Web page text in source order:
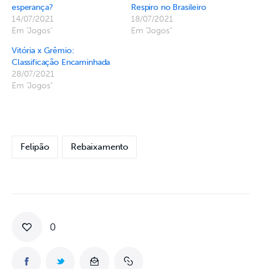
esperança?
14/07/2021
Em "Jogos"
Respiro no Brasileiro
18/07/2021
Em "Jogos"
Vitória x Grêmio:
Classificação Encaminhada
28/07/2021
Em "Jogos"
Felipão Rebaixamento
0